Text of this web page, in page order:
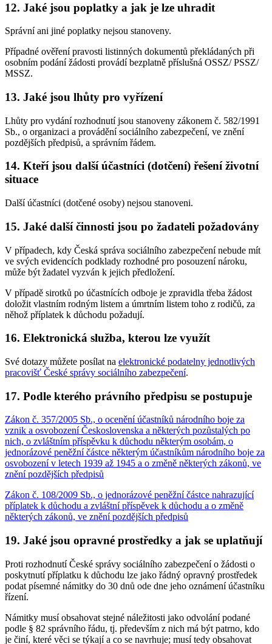
12. Jaké jsou poplatky a jak je lze uhradit
Správní ani jiné poplatky nejsou stanoveny.
Případné ověření pravosti listinných dokumentů překládaných při
osobním podání žádosti provádí bezplatně příslušná OSSZ/ PSSZ/
MSSZ.
13. Jaké jsou lhůty pro vyřízení
Lhůty pro vydání rozhodnutí jsou stanoveny zákonem č. 582/1991
Sb., o organizaci a provádění sociálního zabezpečení, ve znění
pozdějších předpisů, a správním řádem.
14. Kteří jsou další účastníci (dotčení) řešení životní
situace
Další účastníci (dotčené osoby) nejsou stanoveni.
15. Jaké další činnosti jsou po žadateli požadovány
V případech, kdy Česká správa sociálního zabezpečení nebude mít
ve svých evidencích podklady rozhodné pro posouzení nároku,
může být žadatel vyzván k jejich předložení.
V případě sirotků po účastnících odboje je zpravidla třeba žádost
doložit vlastním rodným listem a úmrtním listem toho z rodičů, za
něhož příplatek k důchodu požadují.
16. Elektronická služba, kterou lze využít
Své dotazy můžete posílat na elektronické podatelny jednotlivých
pracovišť České správy sociálního zabezpečení.
17. Podle kterého právního předpisu se postupuje
Zákon č. 357/2005 Sb., o ocenění účastníků národního boje za
vznik a osvobození Československa a některých pozůstalých po
nich, o zvláštním příspěvku k důchodu některým osobám, o
jednorázové peněžní částce některým účastníkům národního boje za
osvobození v letech 1939 až 1945 a o změně některých zákonů, ve
znění pozdějších předpisů
Zákon č. 108/2009 Sb., o jednorázové peněžní částce nahrazující
příplatek k důchodu a zvláštní příspěvek k důchodu a o změně
některých zákonů, ve znění pozdějších předpisů
19. Jaké jsou opravné prostředky a jak se uplatňují
Proti rozhodnutí České správy sociálního zabezpečení o žádosti o
poskytnutí příplatku k důchodu lze jako řádný opravný prostředek
podat písemné námitky do 30 dnů ode dne jeho oznámení účastníku
řízení.
Námitky musí obsahovat stejné náležitosti jako odvolání podané
podle § 82 správního řádu, tj. především z nich má být patrno, kdo
je činí, které věci se týkají a co se navrhuje; musí tedy obsahovat